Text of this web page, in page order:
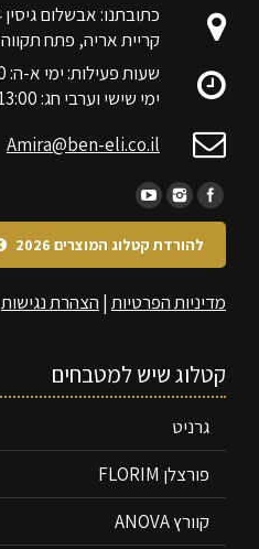
כתובתנו: אבשלום גיסין 84
קריית אריה, פתח תקווה
שעות פעילות: ימי א-ה: 16:30 - 8:00
ימי שישי וערבי חג: 13:00 - 8:00
Amira@ben-eli.co.il
להורדת קטלוג המוצרים 2026
מדיניות הפרטיות | הצהרת נגישות
קטלוג שיש למטבחים
גרניט
פורצלן FLORIM
קוורץ ANOVA